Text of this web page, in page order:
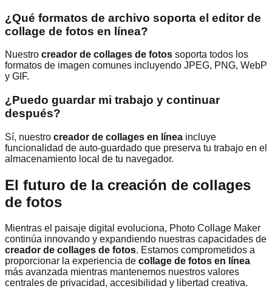
¿Qué formatos de archivo soporta el editor de
collage de fotos en línea?
Nuestro creador de collages de fotos soporta todos los
formatos de imagen comunes incluyendo JPEG, PNG, WebP
y GIF.
¿Puedo guardar mi trabajo y continuar
después?
Sí, nuestro creador de collages en línea incluye
funcionalidad de auto-guardado que preserva tu trabajo en el
almacenamiento local de tu navegador.
El futuro de la creación de collages
de fotos
Mientras el paisaje digital evoluciona, Photo Collage Maker
continúa innovando y expandiendo nuestras capacidades de
creador de collages de fotos. Estamos comprometidos a
proporcionar la experiencia de collage de fotos en línea
más avanzada mientras mantenemos nuestros valores
centrales de privacidad, accesibilidad y libertad creativa.